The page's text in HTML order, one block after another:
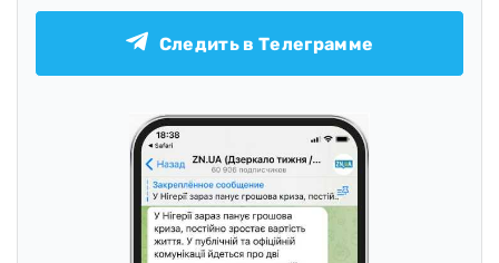
Следить в Телеграмме